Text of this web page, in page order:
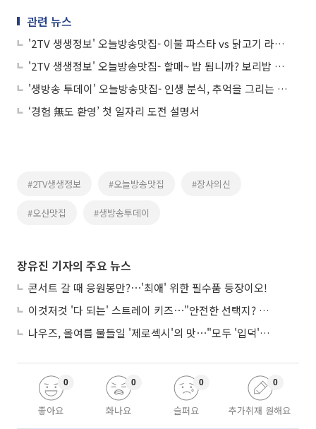
관련 뉴스
'2TV 생생정보' 오늘방송맛집- 이불 파스타 vs 닭고기 라멘, 성수동 맛집 승자는?
'2TV 생생정보' 오늘방송맛집- 할매~ 밥 됩니까? 보리밥 정식 맛집 '○○○ 보리밥'
'생방송 투데이' 오늘방송맛집- 인생 분식, 추억을 그리는 떡볶이 맛집 '잉○○'
‘경험 無도 환영’ 첫 일자리 도전 설명서
#2TV생생정보 #오늘방송맛집 #장사의신
#오산맛집 #생방송투데이
장유진 기자의 주요 뉴스
콘서트 갈 때 응원봉만?⋯'최애' 위한 필수품 등장이오!
이것저것 '다 되는' 스트레이 키즈⋯"안전한 선택지? 도전이 재밌죠"
나우즈, 올여름 물들일 '제로섹시'의 맛⋯"모두 '입덕'시킬 것"
좋아요
0
화나요
0
슬퍼요
0
추가취재 원해요
0